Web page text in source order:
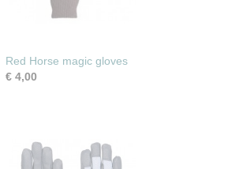
Red Horse magic gloves
€ 4,00